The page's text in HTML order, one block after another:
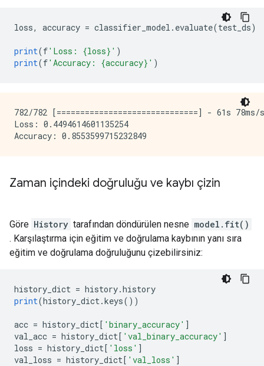
loss, accuracy = classifier_model . evaluate(test_ds)
print(f'Loss: {loss}' )
print(f'Accuracy: {accuracy}' )
782/782 [==============================] - 61s
Loss: 0.4494614601135254
Zaman içindeki doğruluğu ve kaybı çizin
Göre History tarafından döndürülen nesne model.fit()
. Karşılaştırma için eğitim ve doğrulama kaybının yanı sıra
eğitim ve doğrulama doğruluğunu çizebilirsiniz:
history_dict = history.history
print(history_dict.keys())
acc = history_dict[ 'binary_accuracy' ]
val_acc = history_dict[ 'val_binary_accuracy' ]
loss = history_dict[ 'loss' ]
val_loss = history_dict[ 'val_loss' ]